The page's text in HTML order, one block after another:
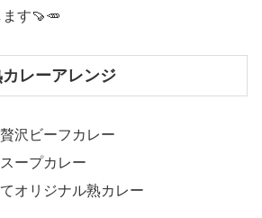
す🍠🥕
レーアレンジ
沢ビーフカレー
ープカレー
オリジナル熟カレー